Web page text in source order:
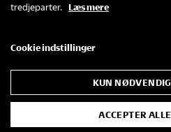
Den vilde greves
Den vilde greves
Kongen af Danmark:
Regimentets sorte
lakridspulver
tredjeparter. Læs mere
Cookie indstillinger
KUN
ACCEPTER